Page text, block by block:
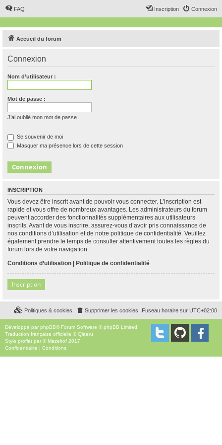
FAQ Connexion
Inscription
Accueil du forum
Connexion
Nom d’utilisateur :
Mot de passe :
J’ai oublié mon mot de passe
Se souvenir de moi
Masquer ma présence lors de cette session
INSCRIPTION
Vous devez être inscrit avant de pouvoir vous connecter. L’inscription est
rapide et vous offre de nombreux avantages. Les administrateurs du forum
peuvent accorder des fonctionnalités supplémentaires aux utilisateurs
inscrits. Avant de vous inscrire, assurez-vous d’avoir pris connaissance de
nos conditions d’utilisation et de notre politique de confidentialité. Veuillez
également prendre le temps de consulter attentivement toutes les règles du
forum lors de votre navigation.
Conditions d’utilisation | Politique de confidentialité
Inscription
Fuseau horaire sur UTC+02:00
Supprimer les cookies
Politiques & cookies
Développé par phpBB® Forum Software © phpBB Limited
Traduction française officielle ©Qiaeru
Style proflat par © Mazeltof 2017
Confidentialité | Conditions